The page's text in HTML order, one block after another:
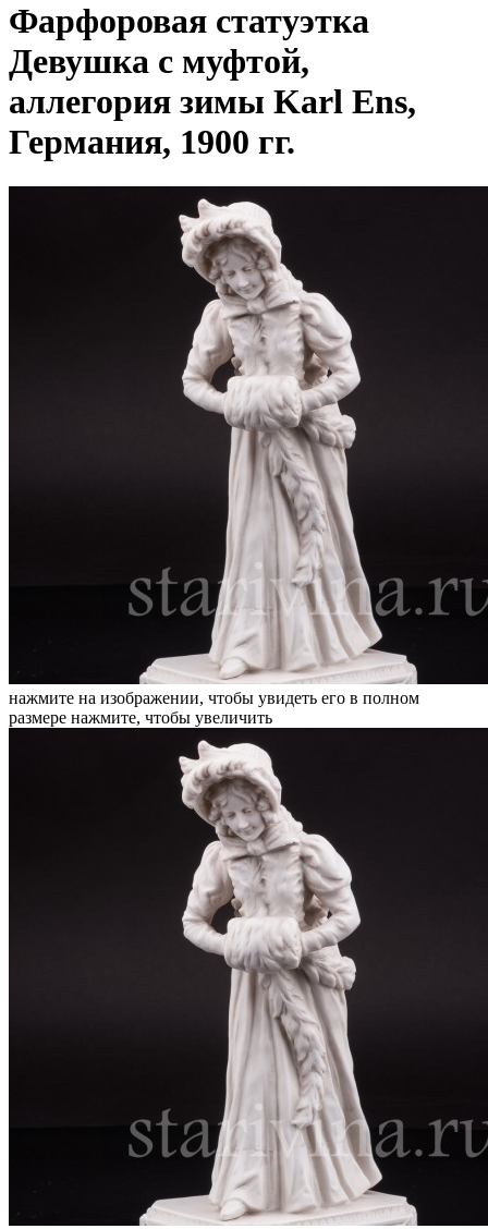
Фарфоровая статуэтка
Девушка с муфтой,
аллегория зимы Karl Ens,
Германия, 1900 гг.
нажмите на изображении, чтобы увидеть его в полном
размере нажмите, чтобы увеличить